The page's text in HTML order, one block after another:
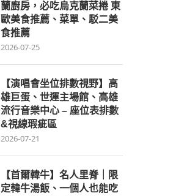
蘭廚房，必吃烏克蘭菜捲 東
歐美食推薦、菜單、駁二美
食推薦
2026-07-25
【演唱會坐位排數視野】高
雄巨蛋、世運主場館、高雄
流行音樂中心 – 座位表排數
&視線瑕疵區
2026-07-21
【首爾韓牛】名人里脊｜限
定韓牛湯飯、一個人也能吃